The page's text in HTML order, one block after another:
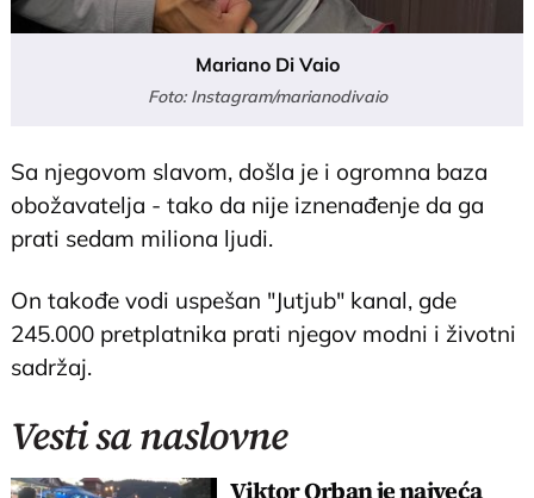
Mariano Di Vaio
Foto: Instagram/marianodivaio
Sa njegovom slavom, došla je i ogromna baza
obožavatelja - tako da nije iznenađenje da ga
prati sedam miliona ljudi.
On takođe vodi uspešan "Jutjub" kanal, gde
245.000 pretplatnika prati njegov modni i životni
sadržaj.
Vesti sa naslovne
Viktor Orban je najveća